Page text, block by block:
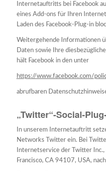
Internetauftritts bei Facebook
eines Add-ons für Ihren
Laden des Facebook-Plug-in
Weitergehende Informationen
Daten sowie Ihre
hält Facebook in den unter
https://www.facebook.com/
abrufbaren
„Twitter“-Social-
In unserem Internetauftritt
Networks Twitter ein. Bei
Internetservice der Twitter
Francisco, CA 94107, USA,